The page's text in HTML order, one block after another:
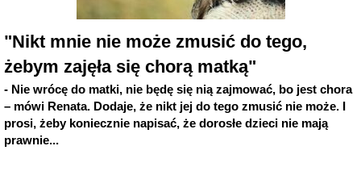
"Nikt mnie nie może zmusić do tego,
żebym zajęła się chorą matką"
- Nie wrócę do matki, nie będę się nią zajmować, bo jest chora
– mówi Renata. Dodaje, że nikt jej do tego zmusić nie może. I
prosi, żeby koniecznie napisać, że dorosłe dzieci nie mają
prawnie...